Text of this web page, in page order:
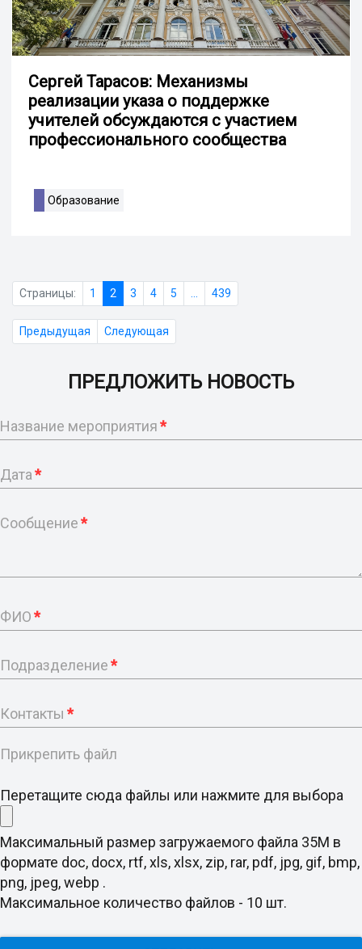
Сергей Тарасов: Механизмы
реализации указа о поддержке
учителей обсуждаются с участием
профессионального сообщества
Образование
Страницы: 1 2 3 4 5 439
Предыдущая Следующая
ПРЕДЛОЖИТЬ НОВОСТЬ
Название мероприятия*
Дата*
Сообщение*
ФИО*
Подразделение*
Контакты *
Прикрепить файл
Перетащите сюда файлы или нажмите для выбора
Максимальный размер загружаемого файла 35M в
формате doc, docx, rtf, xls, xlsx, zip, rar, pdf, jpg, gif, bmp,
png, jpeg, webp .
Максимальное количество файлов - 10 шт.